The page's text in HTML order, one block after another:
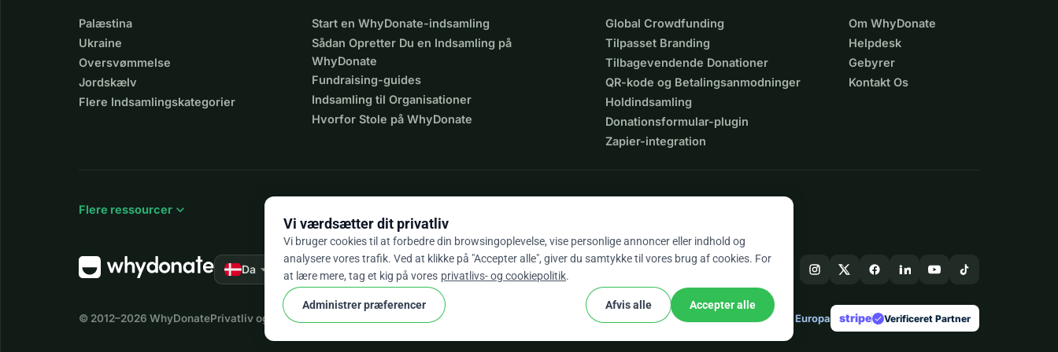
Palæstina
Ukraine
Oversvømmelse
Jordskælv
Flere Indsamlingskategorier
Start en WhyDonate-indsamling
Sådan Opretter Du en Indsamling på
WhyDonate
Fundraising-guides
Indsamling til Organisationer
Hvorfor Stole på WhyDonate
Global Crowdfunding
Tilpasset Branding
Tilbagevendende Donationer
QR-kode og Betalingsanmodninger
Holdindsamling
Donationsformular-plugin
Zapier-integration
Om WhyDonate
Helpdesk
Gebyrer
Kontakt Os
Flere ressourcer expand_more
Da arrow_drop_down ★★★★★ 4,9 / 5 baseret på 500+ anmeldelser
© 2012–2026 WhyDonatePrivatliv og cookies cookieCookie Indstillinger Lavet i Europa stripe check Verificeret Partner
Vi værdsætter dit privatliv
Vi bruger cookies til at forbedre din browsingoplevelse, vise personlige annoncer eller indhold og
analysere vores trafik. Ved at klikke på "Accepter alle", giver du samtykke til vores brug af cookies. For
at lære mere, tag et kig på vores privatlivs- og cookiepolitik.
Administrer præferencer Afvis alle Accepter alle